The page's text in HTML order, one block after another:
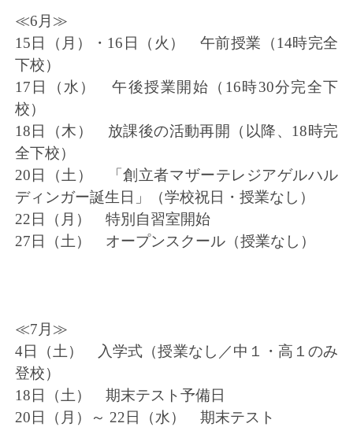
≪6月≫
15日（月）・16日（火） 午前授業（14時完全
下校）
17日（水） 午後授業開始（16時30分完全下
校）
18日（木） 放課後の活動再開（以降、18時完
全下校）
20日（土） 「創立者マザーテレジアゲルハル
ディンガー誕生日」（学校祝日・授業なし）
22日（月） 特別自習室開始
27日（土） オープンスクール（授業なし）
≪7月≫
4日（土） 入学式（授業なし／中１・高１のみ
登校）
18日（土） 期末テスト予備日
20日（月）～ 22日（水） 期末テスト